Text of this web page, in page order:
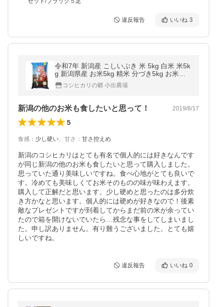
違反報告 いいね 3
令和7年 新潟産 こしいぶき 米 5kg 白米 米5k
g 新潟県産 お米5kg 精米 分づき5kg お米安
い 新潟産米５ｋｇ コシイブキ
コシヒカリの郷 小出農場
新潟の他のお米も食したいと思って！ 2019/8/17
5
食感 ： 少し硬い、 甘さ ： 甘さ控えめ
新潟のコシヒカリはとても有名で個人的には好きなんです
が同じ新潟の他のお米も食したいと思って購入しました。
思っていた通り美味しいですね。食べ心地がとても良いで
す。冷めても美味しくてお米そのものの味が味わえます。
購入して正解だと思います。少し硬めと思ったのは多分炊
き方かなと思います。個人的には硬めが好きなので！後素
敵なプレゼントですが到着してからまだ前の米が余ってい
たので箱を開けないでいたら…残念な事をしてしまいまし
た。申し訳ありません。有り難うございました。とても嬉
しいですね。
違反報告 いいね 0